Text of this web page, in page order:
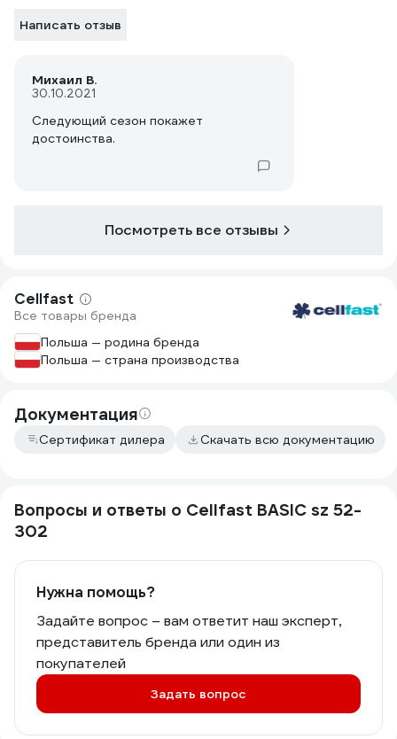
Написать отзыв
Михаил В.
30.10.2021
Следующий сезон покажет
достоинства.
Посмотреть все отзывы
Cellfast
Все товары бренда
Польша — родина бренда
Польша — страна производства
Документация
Сертификат дилера Скачать всю документацию
Вопросы и ответы о Cellfast BASIC sz 52-
302
Нужна помощь?
Задайте вопрос – вам ответит наш эксперт,
представитель бренда или один из
покупателей
Задать вопрос